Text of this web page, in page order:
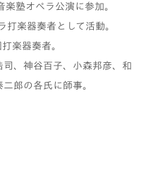
塾オペラ公演に参加。
楽器奏者として活動。
楽器奏者。
、神谷百子、小森邦彦、和
郎の各氏に師事。